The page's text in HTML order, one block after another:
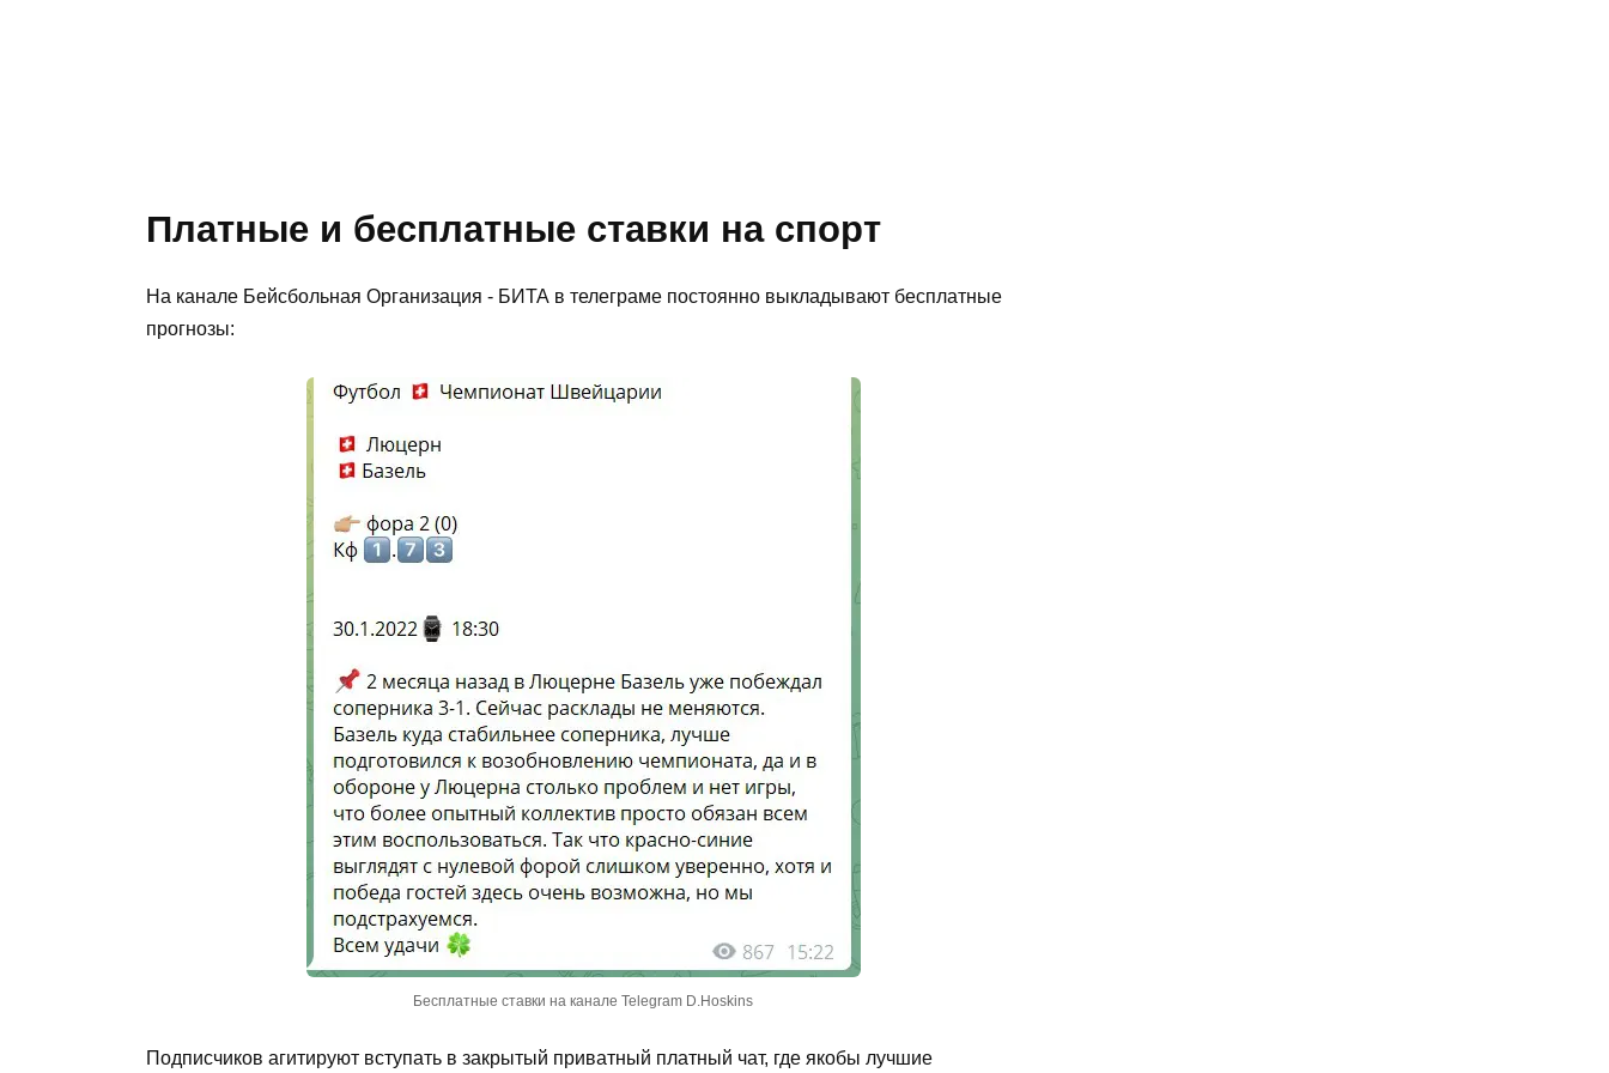
Платные и бесплатные ставки на спорт
На канале Бейсбольная Организация - БИТА в телеграме постоянно выкладывают бесплатные
прогнозы:
Бесплатные ставки на канале Telegram D.Hoskins
Подписчиков агитируют вступать в закрытый приватный платный чат, где якобы лучшие